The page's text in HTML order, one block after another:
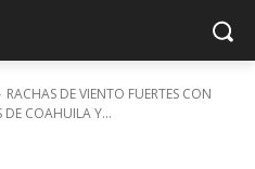
RACHAS DE VIENTO FUERTES CON
DE COAHUILA Y...